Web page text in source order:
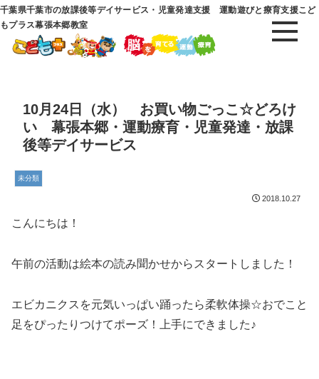
千葉県千葉市の放課後等デイサービス・児童発達支援 運動遊びと療育支援こど
もプラス幕張本郷教室
10月24日（水） お買い物ごっこ☆どろけ
い 幕張本郷・運動療育・児童発達・放課
後等デイサービス
未分類
2018.10.27
こんにちは！
午前の活動は絵本の読み聞かせからスタートしました！
エビカニクスを元気いっぱい踊ったら柔軟体操☆おでこと
足をぴったりつけてポーズ！上手にできました♪